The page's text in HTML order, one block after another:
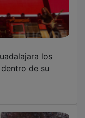
la quinta
siete